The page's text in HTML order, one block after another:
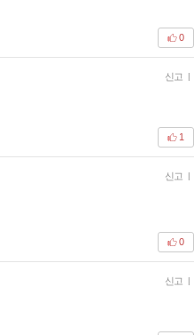
0
신고 |
1
신고 |
0
신고 |